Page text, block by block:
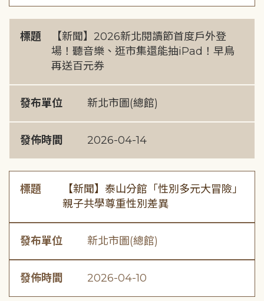
標題
【新聞】2026新北閱讀節首度戶外登
場！聽音樂、逛市集還能抽iPad！早鳥
再送百元券
發布單位 新北市圖(總館)
發佈時間 2026-04-14
標題
【新聞】泰山分館「性別多元大冒險」
親子共學尊重性別差異
發布單位 新北市圖(總館)
發佈時間 2026-04-10